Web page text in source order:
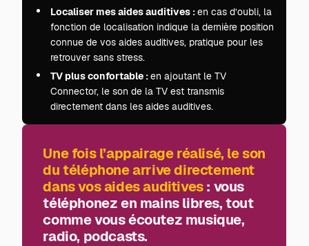
Localiser mes aides auditives :en cas d’oubli, la
fonction de localisation indique la dernière position
connue de vos aides auditives, pratique pour les
retrouver sans stress.
TV plus confortable :en ajoutant le TV
Connector, le son de la TV est transmis
directement dans les aides auditives.
Une fois l’appairage réalisé, le son
du téléphone arrive directement
dans vos aides auditives: vous
téléphonez en mains libres, tout
comme vous écoutez musique,
radio, podcasts.